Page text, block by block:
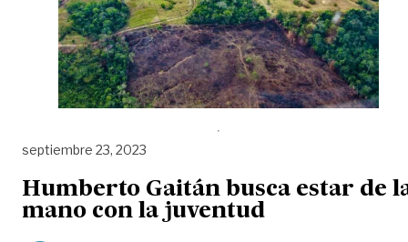
septiembre 23, 2023
Humberto Gaitán busca estar de
mano con la juventud